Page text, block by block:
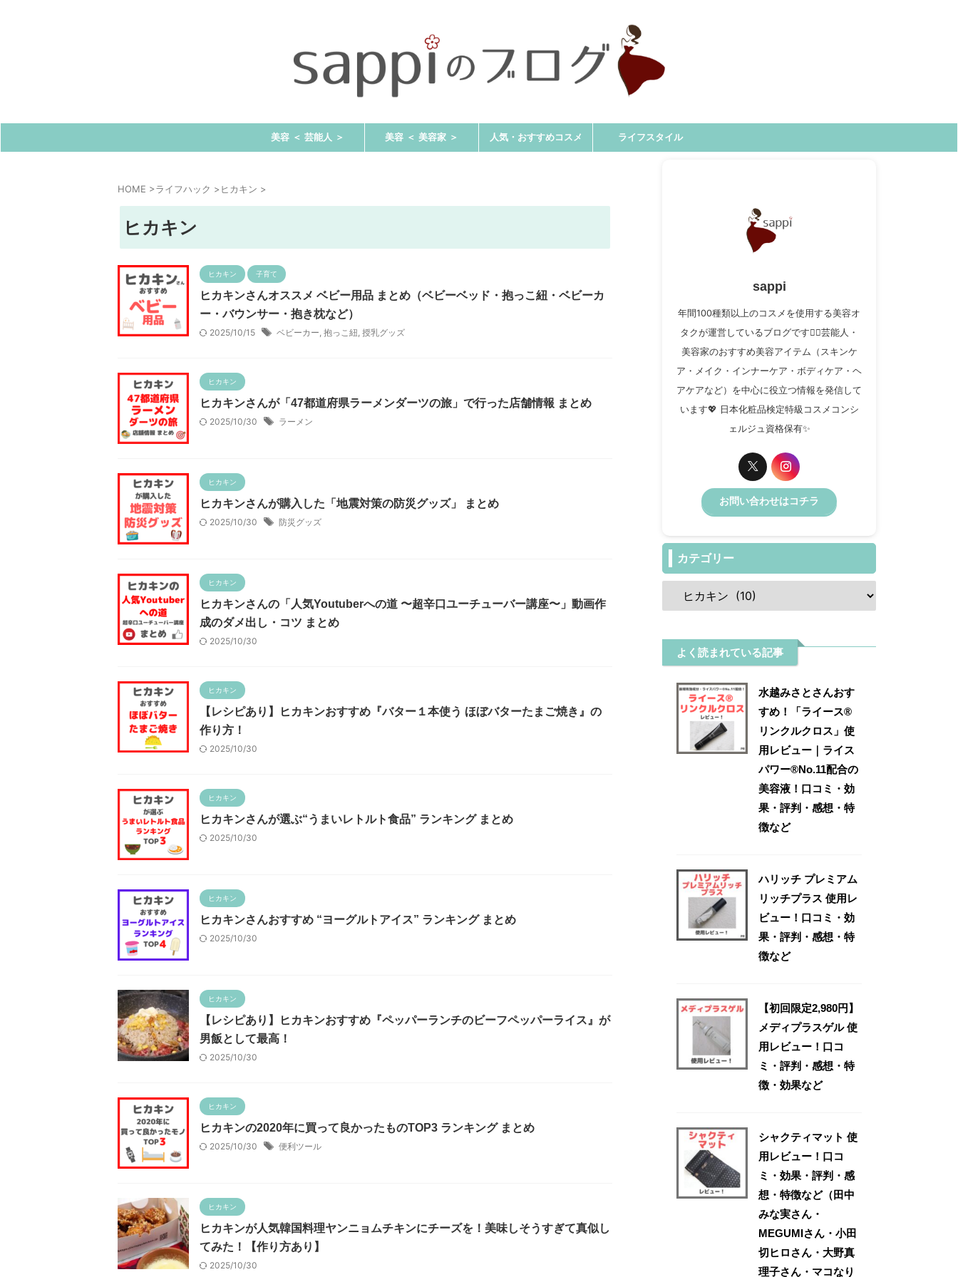
美容 ＜ 芸能人 ＞ 美容 ＜ 美容家 ＞ 人気・おすすめコスメ ライフスタイル
HOME >ライフハック >ヒカキン >
ヒカキン
ヒカキン 子育て
ヒカキンさんオススメ ベビー用品 まとめ（ベビーベッド・抱っこ紐・ベビーカ
ー・バウンサー・抱き枕など）
2025/10/15 ベビーカー 抱っこ紐 授乳グッズ
ヒカキン
ヒカキンさんが「47都道府県ラーメンダーツの旅」で行った店舗情報 まとめ
2025/10/30 ラーメン
ヒカキン
ヒカキンさんが購入した「地震対策の防災グッズ」 まとめ
2025/10/30 防災グッズ
ヒカキン
ヒカキンさんの「人気Youtuberへの道 〜超辛口ユーチューバー講座〜」動画作
成のダメ出し・コツ まとめ
2025/10/30
ヒカキン
【レシピあり】ヒカキンおすすめ『バター１本使う ほぼバターたまご焼き』の
作り方！
2025/10/30
ヒカキン
ヒカキンさんが選ぶ“うまいレトルト食品” ランキング まとめ
2025/10/30
ヒカキン
ヒカキンさんおすすめ “ヨーグルトアイス” ランキング まとめ
2025/10/30
ヒカキン
【レシピあり】ヒカキンおすすめ『ペッパーランチのビーフペッパーライス』が
男飯として最高！
2025/10/30
ヒカキン
ヒカキンの2020年に買って良かったものTOP3 ランキング まとめ
2025/10/30 便利ツール
ヒカキン
ヒカキンが人気韓国料理ヤンニョムチキンにチーズを！美味しそうすぎて真似し
てみた！【作り方あり】
2025/10/30
sappi
年間100種類以上のコスメを使用する美容オ
タクが運営しているブログです✍🏻芸能人・
美容家のおすすめ美容アイテム（スキンケ
ア・メイク・インナーケア・ボディケア・ヘ
アケアなど）を中心に役立つ情報を発信して
います💖 日本化粧品検定特級コスメコンシ
ェルジュ資格保有✨️
お問い合わせはコチラ
カテゴリー
よく読まれている記事
水越みさとさんおす
すめ！「ライース®
リンクルクロス」使
用レビュー｜ライス
パワー®No.11配合の
美容液！口コミ・効
果・評判・感想・特
徴など
ハリッチ プレミアム
リッチプラス 使用レ
ビュー！口コミ・効
果・評判・感想・特
徴など
【初回限定2,980円】
メディプラスゲル 使
用レビュー！口コ
ミ・評判・感想・特
徴・効果など
シャクティマット 使
用レビュー！口コ
ミ・効果・評判・感
想・特徴など（田中
みな実さん・
MEGUMIさん・小田
切ヒロさん・大野真
理子さん・マコなり